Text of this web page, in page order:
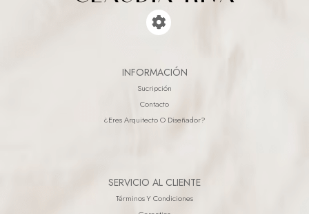
INFORMACIÓN
Sucripción
Contacto
¿eres Arquitecto O Diseñador?
SERVICIO AL CLIENTE
Términos Y Condiciones